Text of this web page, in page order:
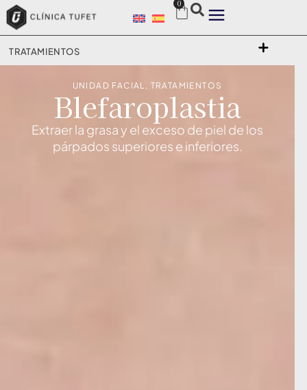
0
TRATAMIENTOS
UNIDAD FACIAL , TRATAMIENTOS
Blefaroplastia
Extraer la grasa y el exceso de piel de los
párpados superiores e inferiores.